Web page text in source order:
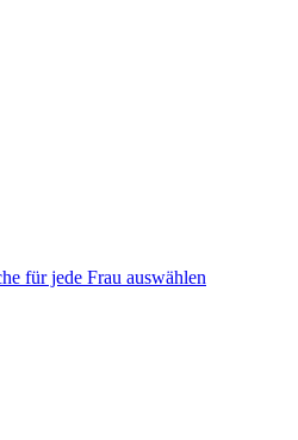
für jede Frau auswählen